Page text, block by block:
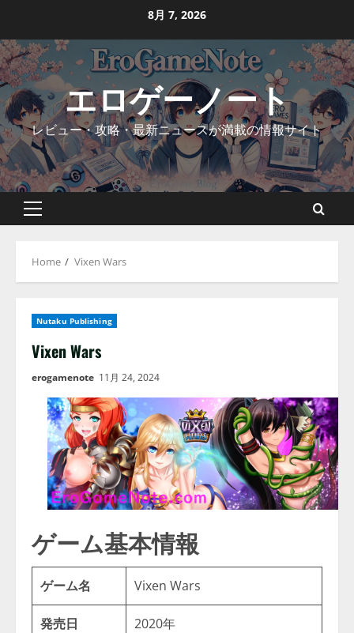
content
8月 7, 2026
エロゲーノート
レビュー・攻略・最新ニュースが満載の情報サイト
Primary
Home Vixen Wars
Nutaku Publishing
Vixen Wars
erogamenote 11月 24, 2024
ゲーム基本情報
ゲーム名 Vixen Wars
発売日 2020年